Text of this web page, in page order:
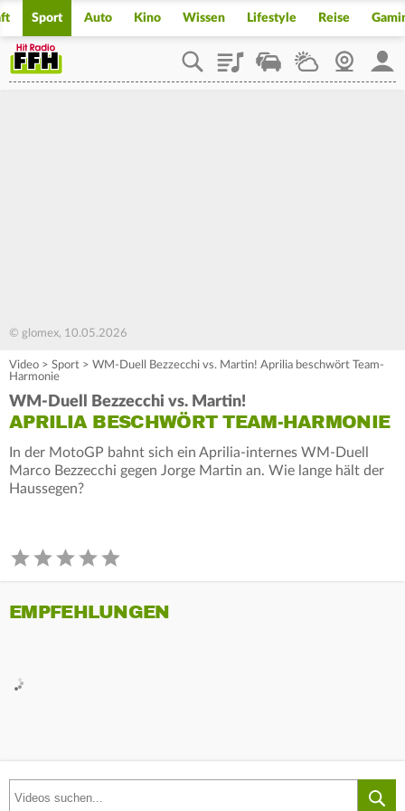
Sport Auto Kino Wissen Lifestyle Reise
PlaylistStaupilotWetterWebcam
© glomex, 10.05.2026
Video > Sport > WM-Duell Bezzecchi vs. Martin! Aprilia beschwört Team-
Harmonie
WM-Duell Bezzecchi vs. Martin!
APRILIA BESCHWÖRT TEAM-HARMONIE
In der MotoGP bahnt sich ein Aprilia-internes WM-Duell
Marco Bezzecchi gegen Jorge Martin an. Wie lange hält der
Haussegen?
EMPFEHLUNGEN